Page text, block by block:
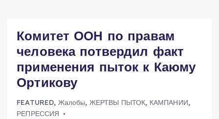
Комитет ООН по правам
человека потвердил факт
применения пыток к Каюму
Ортикову
FEATURED, Жалобы, ЖЕРТВЫ ПЫТОК, КАМПАНИИ,
РЕПРЕССИЯ